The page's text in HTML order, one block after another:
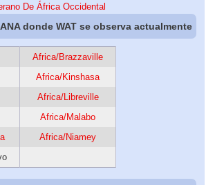
De África Occidental
donde WAT se observa actualmente
Africa/Brazzaville
Africa/Kinshasa
Africa/Libreville
Africa/Malabo
Africa/Niamey